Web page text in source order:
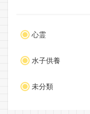
心霊
水子供養
未分類